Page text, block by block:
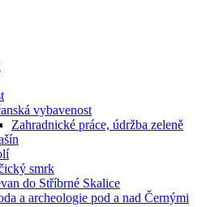
vybavenost
Zahradnické práce, údržba zeleně
smrk
do Stříbrné Skalice
a archeologie pod a nad Černými